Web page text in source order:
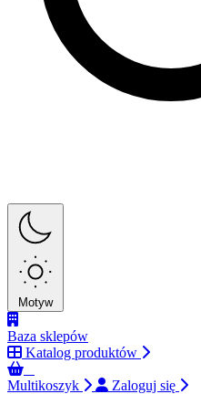
Motyw
Baza sklepów
Katalog produktów
Multikoszyk
Zaloguj się